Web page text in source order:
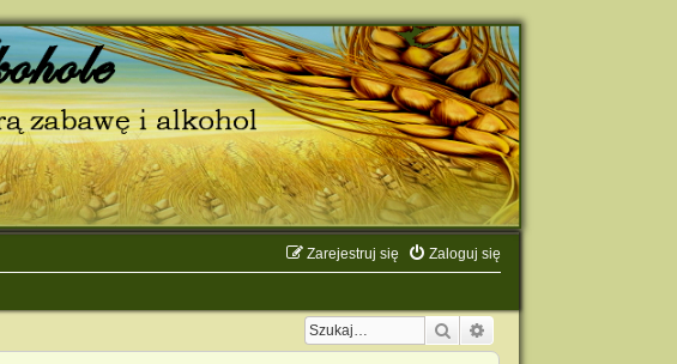
Zaloguj się
Zarejestruj się
Szukaj